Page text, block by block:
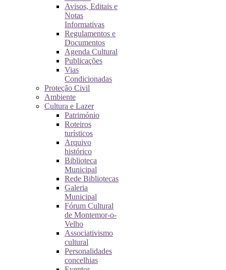
Avisos, Editais e
Notas
Informativas
Regulamentos e
Documentos
Agenda Cultural
Publicações
Vias
Condicionadas
Proteção Civil
Ambiente
Cultura e Lazer
Património
Roteiros
turísticos
Arquivo
histórico
Biblioteca
Municipal
Rede Bibliotecas
Galeria
Municipal
Fórum Cultural
de Montemor-o-
Velho
Associativismo
cultural
Personalidades
concelhias